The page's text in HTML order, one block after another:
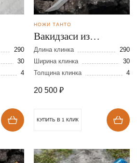
290
30
4
НОЖИ ТАНТО
Вакидзаси из
дамасской стали
Длина клинка
290
Ширина клинка
30
Толщина клинка
4
20 500 ₽
КУПИТЬ В 1 КЛИК